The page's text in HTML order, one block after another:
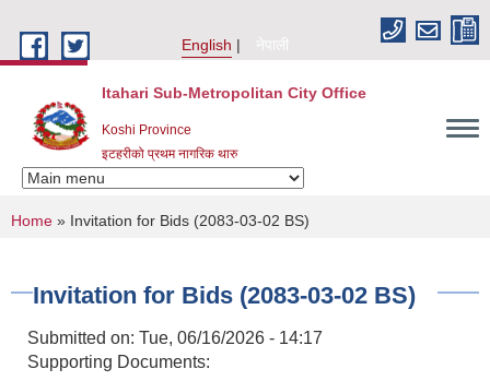
English
नेपाली
Itahari Sub-Metropolitan City Office
Koshi Province
इटहरीको प्रथम नागरिक थारु
You are here
Home » Invitation for Bids (2083-03-02 BS)
Invitation for Bids (2083-03-02 BS)
Submitted on: Tue, 06/16/2026 - 14:17
Supporting Documents: